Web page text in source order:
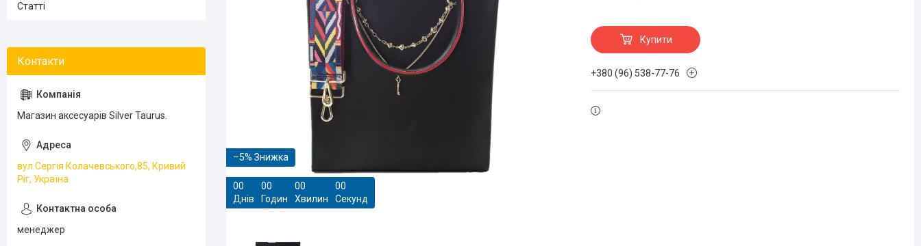
–5%
00
Днів
00
Годин
00
Хвилин
00
Секунд
Купити
+380 (96) 538-77-76
Статті
Магазин аксесуарів Silver Taurus.
вул.Сергія Колачевського,85, Кривий
Ріг, Україна
менеджер